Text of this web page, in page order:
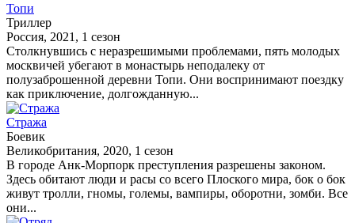
Топи
Триллер
Россия, 2021, 1 сезон
Столкнувшись с неразрешимыми проблемами, пять молодых
москвичей убегают в монастырь неподалеку от
полузаброшенной деревни Топи. Они воспринимают поездку
как приключение, долгожданную...
Стража
Боевик
Великобритания, 2020, 1 сезон
В городе Анк-Морпорк преступления разрешены законом.
Здесь обитают люди и расы со всего Плоского мира, бок о бок
живут тролли, гномы, големы, вампиры, оборотни, зомби. Все
они...